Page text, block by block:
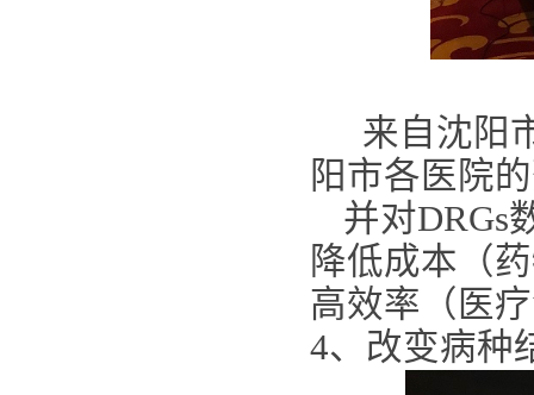
来自 沈阳
阳市各医院
并对DRGs
降低成本（
高效率（医
4、改变病种